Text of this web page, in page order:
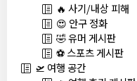
🔥 사기/내상 피해
😍 안구 정화
🤣 유머 게시판
⚽ 스포츠 게시판
🛫 여행 공간